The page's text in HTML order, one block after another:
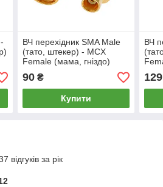
ВЧ перехідник SMA Male
(тато, штекер) - MCX
Female (мама, гніздо)
з'єднувач, антенний
адаптер коаксіальний
90₴
Купити
ВЧ
129
відгуків за рік